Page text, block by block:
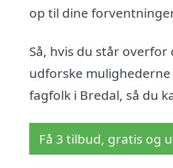
op til dine
Så, hvis du står
udforske
fagfolk i Bredal, så du
Få 3 tilbud, gratis og